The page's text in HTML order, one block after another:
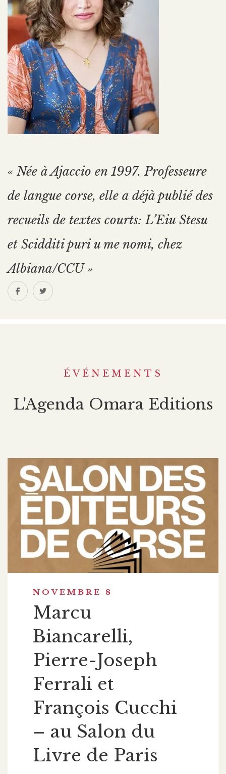
« Née à Ajaccio en 1997. Professeure
de langue corse, elle a déjà publié des
recueils de textes courts: L’Eiu Stesu
et Scidditi puri u me nomi, chez
Albiana/CCU »
ÉVÉNEMENTS
L'Agenda Omara Editions
NOVEMBRE 8
Marcu
Biancarelli,
Pierre-Joseph
Ferrali et
François Cucchi
– au Salon du
Livre de Paris